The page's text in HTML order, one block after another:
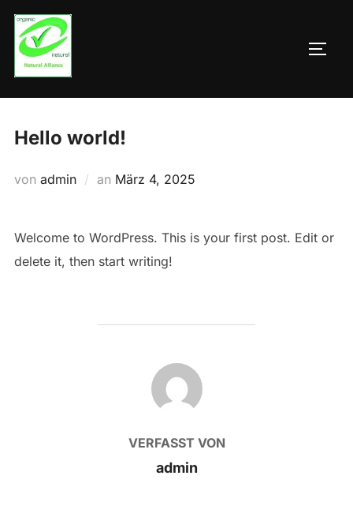
Zum
Inhalt
springen
Hello world!
von admin an Veröffentlicht
März 4, 2025
Welcome to WordPress. This is your first post. Edit or
delete it, then start writing!
BEITRAGSAUTOR
VERFASST VON
admin